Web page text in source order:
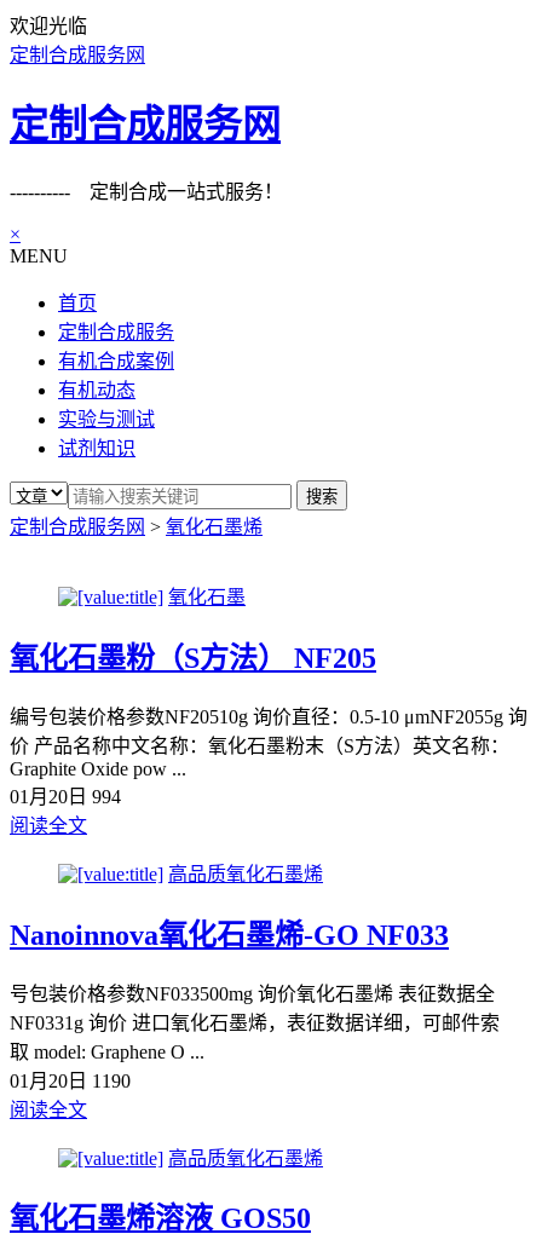
欢迎光临
定制合成服务网
定制合成服务网
---------- 定制合成一站式服务！
×
MENU
首页
定制合成服务
有机合成案例
有机动态
实验与测试
试剂知识
定制合成服务网 > 氧化石墨烯
氧化石墨
氧化石墨粉（S方法） NF205
编号包装价格参数NF20510g 询价直径：0.5-10 μmNF2055g 询
价 产品名称中文名称：氧化石墨粉末（S方法）英文名称：
Graphite Oxide pow ...
01月20日 994
阅读全文
高品质氧化石墨烯
Nanoinnova氧化石墨烯-GO NF033
号包装价格参数NF033500mg 询价氧化石墨烯 表征数据全
NF0331g 询价 进口氧化石墨烯，表征数据详细，可邮件索
取 model: Graphene O ...
01月20日 1190
阅读全文
高品质氧化石墨烯
氧化石墨烯溶液 GOS50